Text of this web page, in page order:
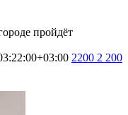
пройдёт
2200 2 200